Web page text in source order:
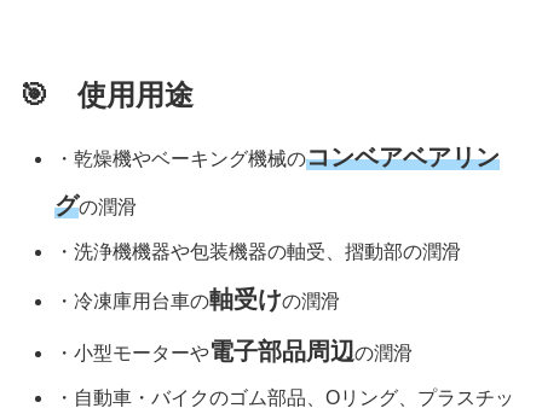
🎯 使用用途
・乾燥機やベーキング機械のコンベアベアリン
グの潤滑
・洗浄機機器や包装機器の軸受、摺動部の潤滑
・冷凍庫用台車の軸受けの潤滑
・小型モーターや電子部品周辺の潤滑
・自動車・バイクのゴム部品、Oリング、プラスチッ